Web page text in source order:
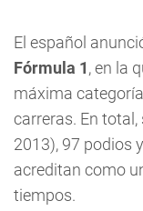
El español
Fórmula 1, en la
máxima
carreras. En
2013), 97 podios
acreditan como
tiempos.